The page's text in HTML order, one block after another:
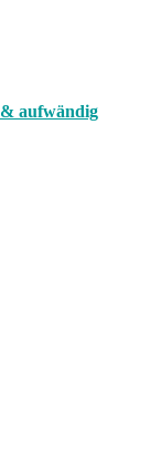
& aufwändig